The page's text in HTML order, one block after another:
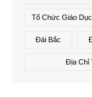
Tổ Chức Giáo
Đài Bắc
Địa Chỉ